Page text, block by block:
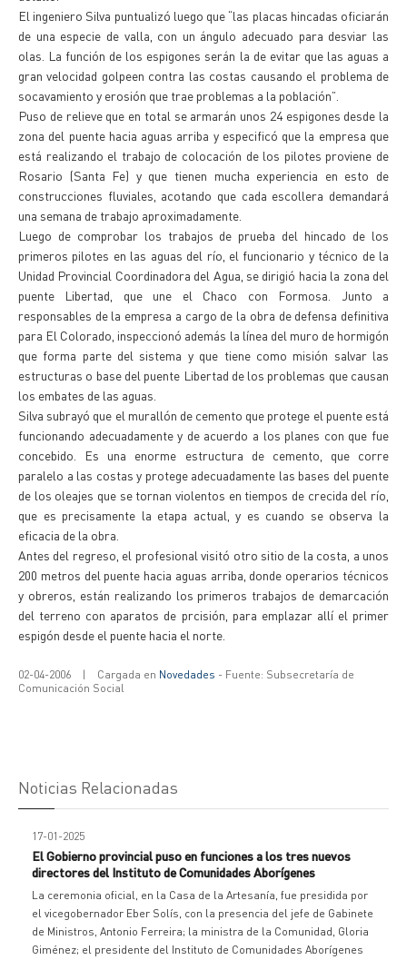
El ingeniero Silva puntualizó luego que “las placas hincadas oficiarán
de una especie de valla, con un ángulo adecuado para desviar las
olas. La función de los espigones serán la de evitar que las aguas a
gran velocidad golpeen contra las costas causando el problema de
socavamiento y erosión que trae problemas a la población”.
Puso de relieve que en total se armarán unos 24 espigones desde la
zona del puente hacia aguas arriba y especificó que la empresa que
está realizando el trabajo de colocación de los pilotes proviene de
Rosario (Santa Fe) y que tienen mucha experiencia en esto de
construcciones fluviales, acotando que cada escollera demandará
una semana de trabajo aproximadamente.
Luego de comprobar los trabajos de prueba del hincado de los
primeros pilotes en las aguas del río, el funcionario y técnico de la
Unidad Provincial Coordinadora del Agua, se dirigió hacia la zona del
puente Libertad, que une el Chaco con Formosa. Junto a
responsables de la empresa a cargo de la obra de defensa definitiva
para El Colorado, inspeccionó además la línea del muro de hormigón
que forma parte del sistema y que tiene como misión salvar las
estructuras o base del puente Libertad de los problemas que causan
los embates de las aguas.
Silva subrayó que el murallón de cemento que protege el puente está
funcionando adecuadamente y de acuerdo a los planes con que fue
concebido. Es una enorme estructura de cemento, que corre
paralelo a las costas y protege adecuadamente las bases del puente
de los oleajes que se tornan violentos en tiempos de crecida del río,
que es precisamente la etapa actual, y es cuando se observa la
eficacia de la obra.
Antes del regreso, el profesional visitó otro sitio de la costa, a unos
200 metros del puente hacia aguas arriba, donde operarios técnicos
y obreros, están realizando los primeros trabajos de demarcación
del terreno con aparatos de prcisión, para emplazar allí el primer
espigón desde el puente hacia el norte.
02-04-2006 | Cargada en Novedades - Fuente: Subsecretaría de
Comunicación Social
Noticias Relacionadas
17-01-2025
El Gobierno provincial puso en funciones a los tres nuevos
directores del Instituto de Comunidades Aborígenes
La ceremonia oficial, en la Casa de la Artesanía, fue presidida por
el vicegobernador Eber Solís, con la presencia del jefe de Gabinete
de Ministros, Antonio Ferreira; la ministra de la Comunidad, Gloria
Giménez; el presidente del Instituto de Comunidades Aborígenes